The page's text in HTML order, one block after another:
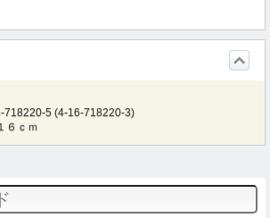
718220-5 (4-16-718220-3)
６ｃｍ